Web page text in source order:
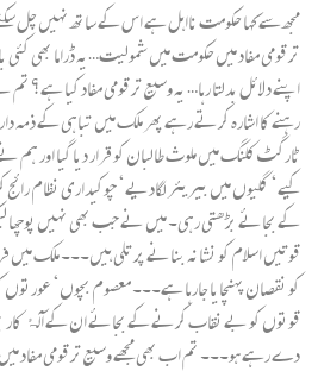
مجھ سے کہا حکومت نااہل ہے اس کے ساتھ نہیں چل
تر قومی مفاد میں حکومت میں شمولیت…یہ ڈراما بھی کئی
اپنے دلائل بدلتا رہا… یہ وسیع تر قومی مفاد کیا
رہنے کا اشارہ کرتے رہے پھر ملک میں تباہی کے ذمہ دار
ٹارگٹ کلنگ میں ملوث طالبان کو قرار دیا گیا اور
کیے‘ گلیوں میں بیریئر لگادیے‘ چوکیداری نظام
کے بجائے بڑھتی رہی۔ میں نے جب بھی نہیں پوچھا
قوتیں اسلام کو نشانہ بنانے پر تلی ہیں۔۔۔ ملک میں
کو نقصان پہنچایا جارہا ہے۔۔۔ معصوم بچوں‘ عورتوں کو
قوتوں کو بے نقاب کرنے کے بجائے ان کے آلۂ کار
دے رہے ہو۔۔۔ تم اب بھی مجھے وسیع تر قومی مفاد